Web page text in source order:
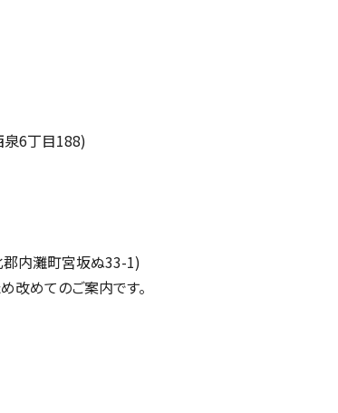
泉6丁目188)
内灘町宮坂ぬ33-1)
改めてのご案内です。